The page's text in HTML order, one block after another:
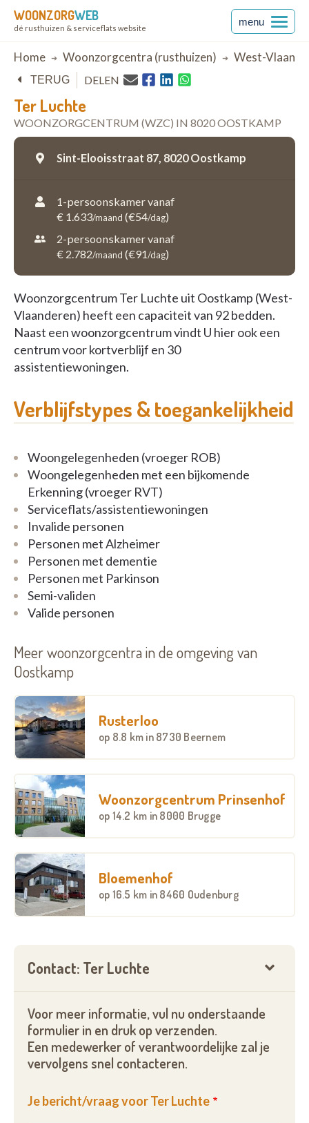
WOONZORGWEB
dé rusthuizen & serviceflats website
menu
Breadcrumb
Home Woonzorgcentra (rusthuizen) West-
Ter Luchte
WOONZORGCENTRUM (WZC) IN 8020 OOSTKAMP
TERUG DELEN
Sint-Elooisstraat 87, 8020 Oostkamp
1-persoonskamer vanaf
€ 1.633/maand (€54/dag)
2-persoonskamer vanaf
€ 2.782/maand (€91/dag)
Woonzorgcentrum Ter Luchte uit Oostkamp (West-
Vlaanderen) heeft een capaciteit van 92 bedden.
Naast een woonzorgcentrum vindt U hier ook een
centrum voor kortverblijf en 30
assistentiewoningen.
Verblijfstypes & toegankelijkheid
Woongelegenheden (vroeger ROB)
Woongelegenheden met een bijkomende
Erkenning (vroeger RVT)
Serviceflats/assistentiewoningen
Invalide personen
Personen met Alzheimer
Personen met dementie
Personen met Parkinson
Semi-validen
Valide personen
Meer woonzorgcentra in de omgeving van
Oostkamp
Rusterloo
op 8.8 km in 8730 Beernem
Woonzorgcentrum Prinsenhof
op 14.2 km in 8000 Brugge
Bloemenhof
op 16.5 km in 8460 Oudenburg
Contact: Ter Luchte
Voor meer informatie, vul nu onderstaande
formulier in en druk op verzenden.
Een medewerker of verantwoordelijke zal je
vervolgens snel contacteren.
Je bericht/vraag voor Ter Luchte